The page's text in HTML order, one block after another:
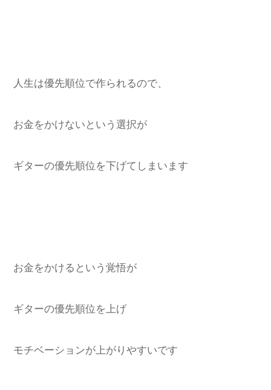
人生は優先順位で作られるので、
お金をかけないという選択が
ギターの優先順位を下げてしまいます
お金をかけるという覚悟が
ギターの優先順位を上げ
モチベーションが上がりやすいです